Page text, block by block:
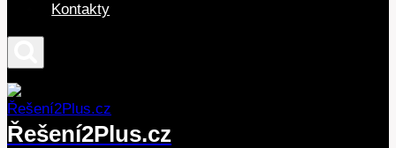
Kontakty
Řešení2Plus.cz